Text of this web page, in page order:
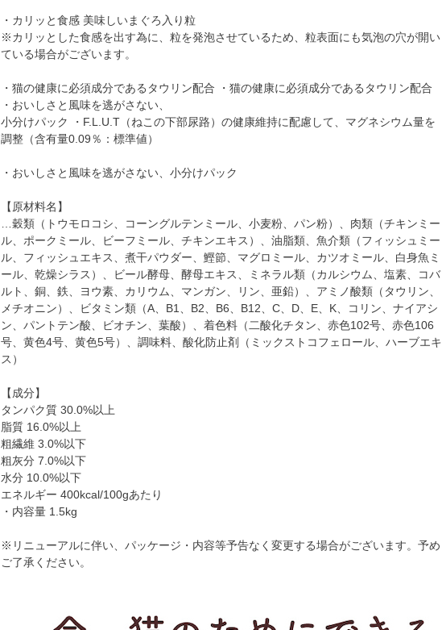
・カリッと食感 美味しいまぐろ入り粒
※カリッとした食感を出す為に、粒を発泡させているため、粒表面にも気泡の穴が開い
ている場合がございます。
・猫の健康に必須成分であるタウリン配合 ・猫の健康に必須成分であるタウリン配合
・おいしさと風味を逃がさない、
小分けパック ・F.L.U.T（ねこの下部尿路）の健康維持に配慮して、マグネシウム量を
調整（含有量0.09％：標準値）
・おいしさと風味を逃がさない、小分けパック
【原材料名】
…穀類（トウモロコシ、コーングルテンミール、小麦粉、パン粉）、肉類（チキンミー
ル、ポークミール、ビーフミール、チキンエキス）、油脂類、魚介類（フィッシュミー
ル、フィッシュエキス、煮干パウダー、鰹節、マグロミール、カツオミール、白身魚ミ
ール、乾燥シラス）、ビール酵母、酵母エキス、ミネラル類（カルシウム、塩素、コバ
ルト、銅、鉄、ヨウ素、カリウム、マンガン、リン、亜鉛）、アミノ酸類（タウリン、
メチオニン）、ビタミン類（A、B1、B2、B6、B12、C、D、E、K、コリン、ナイアシ
ン、パントテン酸、ビオチン、葉酸）、着色料（二酸化チタン、赤色102号、赤色106
号、黄色4号、黄色5号）、調味料、酸化防止剤（ミックストコフェロール、ハーブエキ
ス）
【成分】
タンパク質 30.0%以上
脂質 16.0%以上
粗繊維 3.0%以下
粗灰分 7.0%以下
水分 10.0%以下
エネルギー 400kcal/100gあたり
・内容量 1.5kg
※リニューアルに伴い、パッケージ・内容等予告なく変更する場合がございます。予め
ご了承ください。